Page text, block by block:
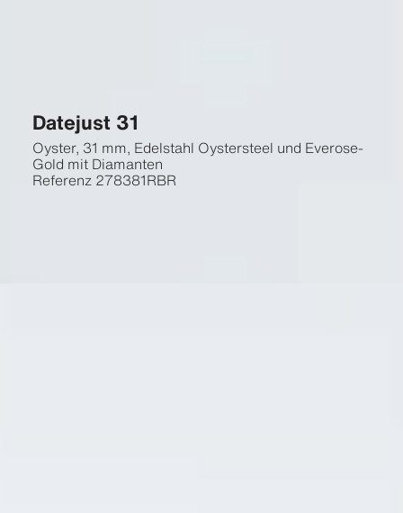
Datejust 31
Oyster, 31 mm, Edelstahl Oystersteel und Everose-
Gold mit Diamanten
Referenz 278381RBR